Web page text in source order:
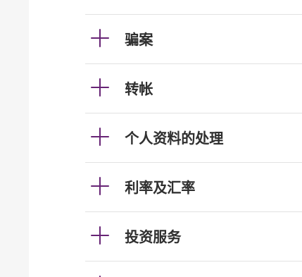
骗案
转帐
个人资料的处理
利率及汇率
投资服务